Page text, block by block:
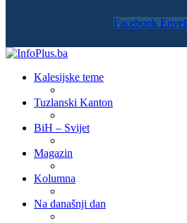
Facebook
Kalesijske teme
Tuzlanski Kanton
BiH – Svijet
Magazin
Kolumna
Na današnji dan